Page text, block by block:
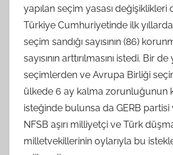
yapılan seçim yasası değişiklikleri
Türkiye Cumhuriyetinde ilk
seçim sandığı sayısının (86)
sayısının arttırılmasını istedi. Bir
seçimlerden ve Avrupa Birliği
ülkede 6 ay kalma zorunluğunun
isteğinde bulunsa da GERB partisi
NFSB aşırı milliyetçi ve Türk
milletvekillerinin oylarıyla bu